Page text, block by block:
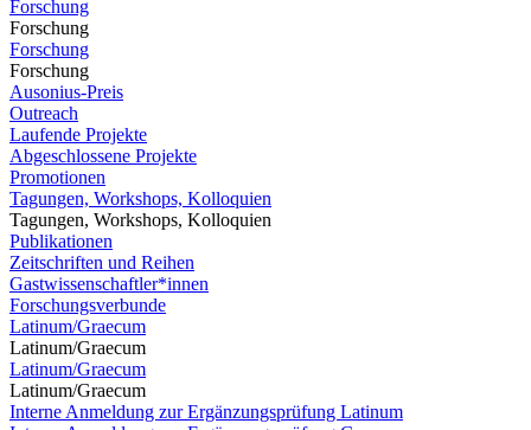
Forschung
Forschung
Forschung
Forschung
Ausonius-Preis
Outreach
Laufende Projekte
Abgeschlossene Projekte
Promotionen
Tagungen, Workshops, Kolloquien
Tagungen, Workshops, Kolloquien
Publikationen
Zeitschriften und Reihen
Gastwissenschaftler*innen
Forschungsverbunde
Latinum/Graecum
Latinum/Graecum
Latinum/Graecum
Latinum/Graecum
Interne Anmeldung zur Ergänzungsprüfung Latinum